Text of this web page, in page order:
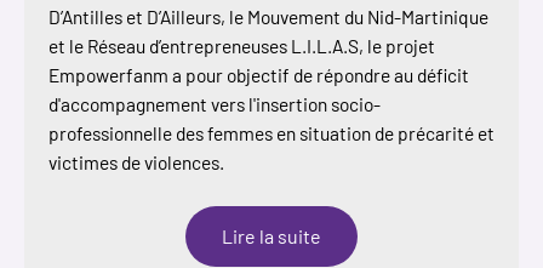
D’Antilles et D’Ailleurs, le Mouvement du Nid-Martinique
et le Réseau d’entrepreneuses L.I.L.A.S, le projet
Empowerfanm a pour objectif de répondre au déficit
d'accompagnement vers l'insertion socio-
professionnelle des femmes en situation de précarité et
victimes de violences.
Lire la suite
Empowerfanm